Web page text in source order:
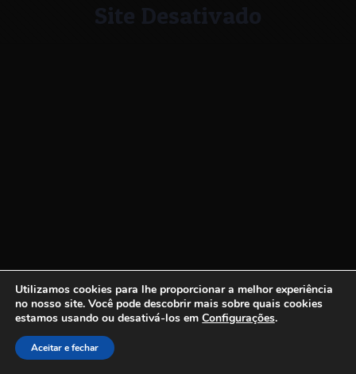
Site Desativado
Utilizamos cookies para lhe proporcionar a melhor experiência
no nosso site. Você pode descobrir mais sobre quais cookies
estamos usando ou desativá-los em Configurações.
Aceitar e fechar